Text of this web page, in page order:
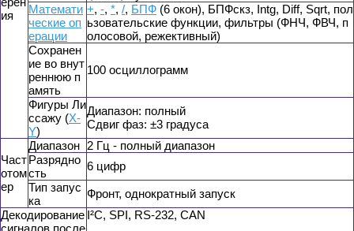
ия
Математи
ческие оп
ерации
+, -, *, /, БПФ (6 окон), БПФскз, Intg, Diff, Sqrt, пол
ьзовательские функции, фильтры (ФНЧ, ФВЧ, п
олосовой, режективный)
Сохранен
ие во внут
реннюю п
амять
100 осциллограмм
Фигуры Ли
ссажу (X-
Y)
Диапазон: полный
Сдвиг фаз: ±3 градуса
Част
отом
ер
Диапазон 2 Гц - полный диапазон
Разрядно
сть
6 цифр
Тип запус
ка
Фронт, однократный запуск
Декодирование I²C, SPI, RS-232, CAN